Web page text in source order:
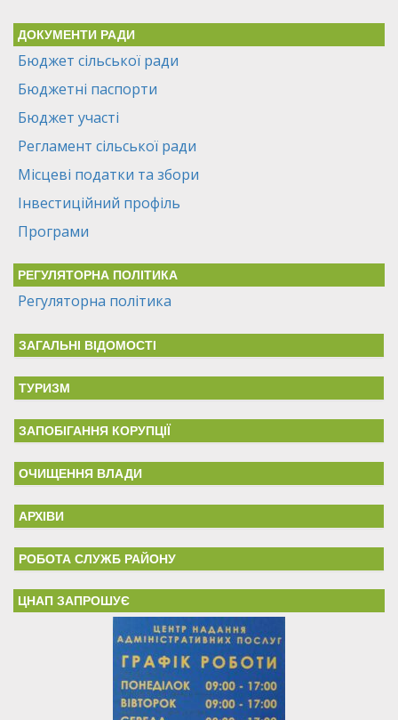
ДОКУМЕНТИ РАДИ
Бюджет сільської ради
Бюджетні паспорти
Бюджет участі
Регламент сільської ради
Місцеві податки та збори
Інвестиційний профіль
Програми
РЕГУЛЯТОРНА ПОЛІТИКА
Регуляторна політика
ЗАГАЛЬНІ ВІДОМОСТІ
ТУРИЗМ
ЗАПОБІГАННЯ КОРУПЦІЇ
ОЧИЩЕННЯ ВЛАДИ
АРХІВИ
РОБОТА СЛУЖБ РАЙОНУ
ЦНАП ЗАПРОШУЄ